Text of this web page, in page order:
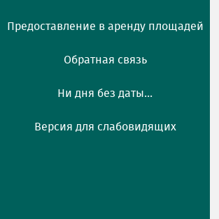
Предоставление в аренду площадей
Обратная связь
Ни дня без даты...
Версия для слабовидящих